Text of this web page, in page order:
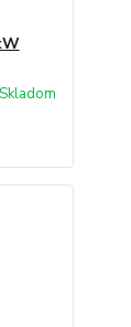
Skladom